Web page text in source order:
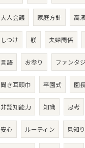
大人会議 家庭方針 高
しつけ 躾 夫婦関係
言語 お参り ファンタ
聞き耳頭巾 卒園式 園
非認知能力 知識 思考
安心 ルーティン 見知り